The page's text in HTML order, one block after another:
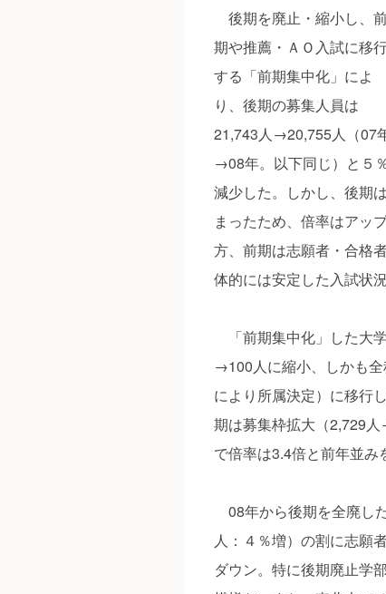
後期を廃止・縮小し、
期や推薦・ＡＯ入試に移
する「前期集中化」によ
り、後期の募集人員は
21,743人→20,755人（07
→08年。以下同じ）と５
減少した。しかし、後期
まったため、倍率はアッ
方、前期は志願者・合格
体的には安定した入試状
「前期集中化」した大
→100人に縮小、しかも
により所属決定）に移行
期は募集枠拡大（2,729
で倍率は3.4倍と前年並み
08年から後期を全廃し
人：４％増）の割に志願
ダウン。特に後期廃止学